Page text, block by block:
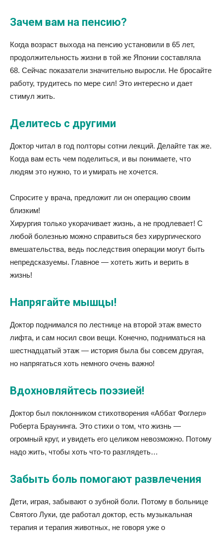
Зачем вам на пенсию?
Когда возраст выхода на пенсию установили в 65 лет,
продолжительность жизни в той же Японии составляла
68. Сейчас показатели значительно выросли. Не бросайте
работу, трудитесь по мере сил! Это интересно и дает
стимул жить.
Делитесь с другими
Доктор читал в год полторы сотни лекций. Делайте так же.
Когда вам есть чем поделиться, и вы понимаете, что
людям это нужно, то и умирать не хочется.
Спросите у врача, предложит ли он операцию своим
близким!
Хирургия только укорачивает жизнь, а не продлевает! С
любой болезнью можно справиться без хирургического
вмешательства, ведь последствия операции могут быть
непредсказуемы. Главное — хотеть жить и верить в
жизнь!
Напрягайте мышцы!
Доктор поднимался по лестнице на второй этаж вместо
лифта, и сам носил свои вещи. Конечно, подниматься на
шестнадцатый этаж — история была бы совсем другая,
но напрягаться хоть немного очень важно!
Вдохновляйтесь поэзией!
Доктор был поклонником стихотворения «Аббат Фоглер»
Роберта Браунинга. Это стихи о том, что жизнь —
огромный круг, и увидеть его целиком невозможно. Потому
надо жить, чтобы хоть что-то разглядеть…
Забыть боль помогают развлечения
Дети, играя, забывают о зубной боли. Потому в больнице
Святого Луки, где работал доктор, есть музыкальная
терапия и терапия животных, не говоря уже о